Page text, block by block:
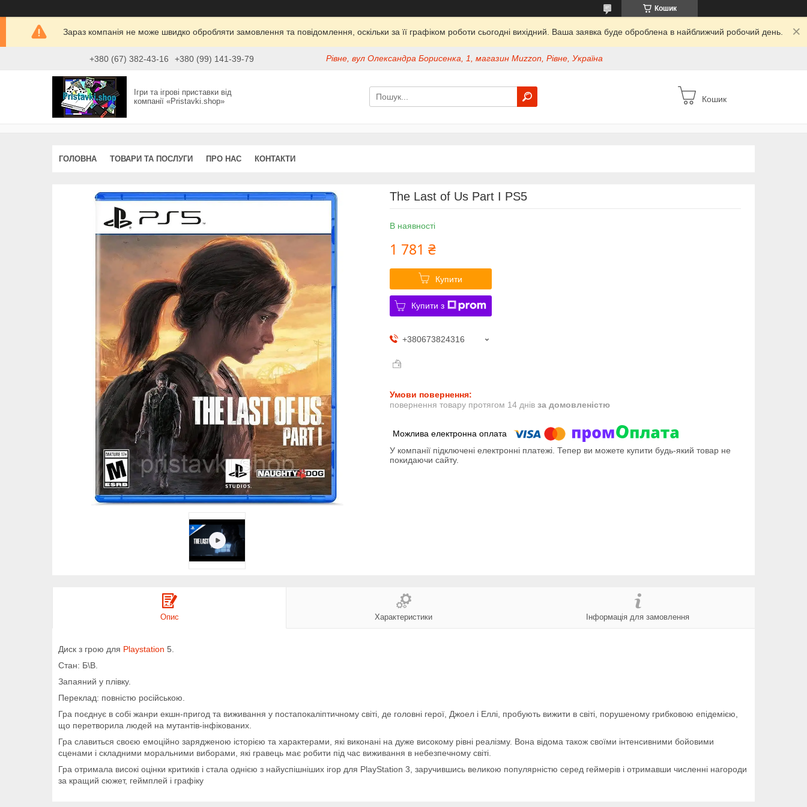
Кошик
Зараз компанія не може швидко обробляти замовлення та повідомлення, оскільки за її графіком роботи сьогодні вихідний. Ваша заявка буде оброблена в найближчий робочий день.
+380 (67) 382-43-16 +380 (99) 141-39-79 Рівне, вул Олександра Борисенка, 1, магазин Muzzon, Рівне, Україна
Ігри та ігрові приставки від
компанії «Pristavki.shop»
Кошик
ГОЛОВНА ТОВАРИ ТА ПОСЛУГИ ПРО НАС КОНТАКТИ
The Last of Us Part I PS5
В наявності
1 781 ₴
Купити
Купити з
+380673824316
повернення товару протягом 14 днів за домовленістю
У компанії підключені електронні платежі. Тепер ви можете купити будь-який товар не
покидаючи сайту.
Опис Характеристики Інформація для замовлення
Диск з грою для Playstation 5.
Стан: Б\В.
Запаяний у плівку.
Переклад: повністю російською.
Гра поєднує в собі жанри екшн-пригод та виживання у постапокаліптичному світі, де головні герої, Джоел і Еллі, пробують вижити в світі, порушеному грибковою епідемією,
що перетворила людей на мутантів-інфікованих.
Гра славиться своєю емоційно зарядженою історією та характерами, які виконані на дуже високому рівні реалізму. Вона відома також своїми інтенсивними бойовими
сценами і складними моральними виборами, які гравець має робити під час виживання в небезпечному світі.
Гра отримала високі оцінки критиків і стала однією з найуспішніших ігор для PlayStation 3, заручившись великою популярністю серед геймерів і отримавши численні нагороди
за кращий сюжет, геймплей і графіку